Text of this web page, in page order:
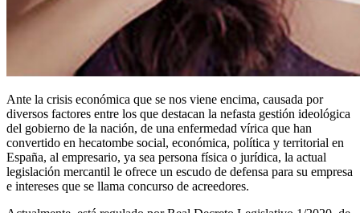
Ante la crisis económica que se nos viene encima, causada por
diversos factores entre los que destacan la nefasta gestión ideológica
del gobierno de la nación, de una enfermedad vírica que han
convertido en hecatombe social, económica, política y territorial en
España, al empresario, ya sea persona física o jurídica, la actual
legislación mercantil le ofrece un escudo de defensa para su empresa
e intereses que se llama concurso de acreedores.